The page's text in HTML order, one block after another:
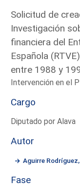
Solicitud de
Investigación
financiera del
Española
entre 1988 y
Intervención en el
Cargo
Diputado por Alava
Autor
Aguirre
Fase